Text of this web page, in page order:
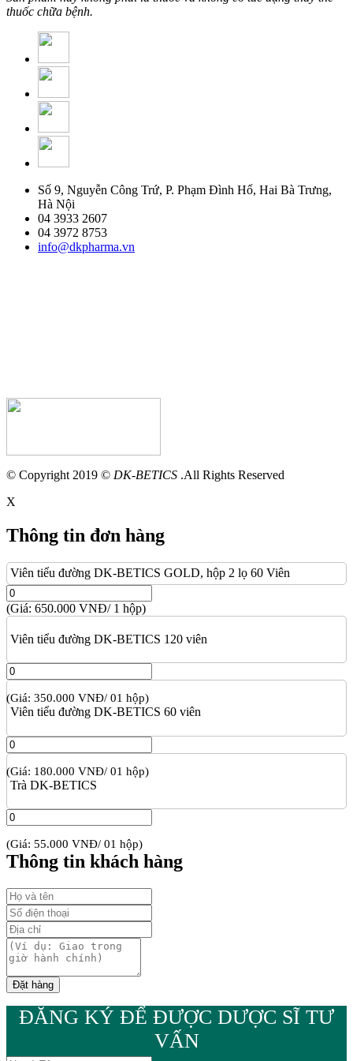
thuốc chữa bệnh.
Số 9, Nguyễn Công Trứ, P. Phạm Đình Hổ, Hai Bà Trưng,
Hà Nội
04 3933 2607
04 3972 8753
info@dkpharma.vn
© Copyright 2019 © DK-BETICS .All Rights Reserved
X
Thông tin đơn hàng
Viên tiểu đường DK-BETICS GOLD, hộp 2 lọ 60 Viên
(Giá: 650.000 VNĐ/ 1 hộp)
Viên tiểu đường DK-BETICS 120 viên
(Giá: 350.000 VNĐ/ 01 hộp)
Viên tiểu đường DK-BETICS 60 viên
(Giá: 180.000 VNĐ/ 01 hộp)
Trà DK-BETICS
(Giá: 55.000 VNĐ/ 01 hộp)
Thông tin khách hàng
ĐĂNG KÝ ĐỂ ĐƯỢC DƯỢC SĨ TƯ
VẤN